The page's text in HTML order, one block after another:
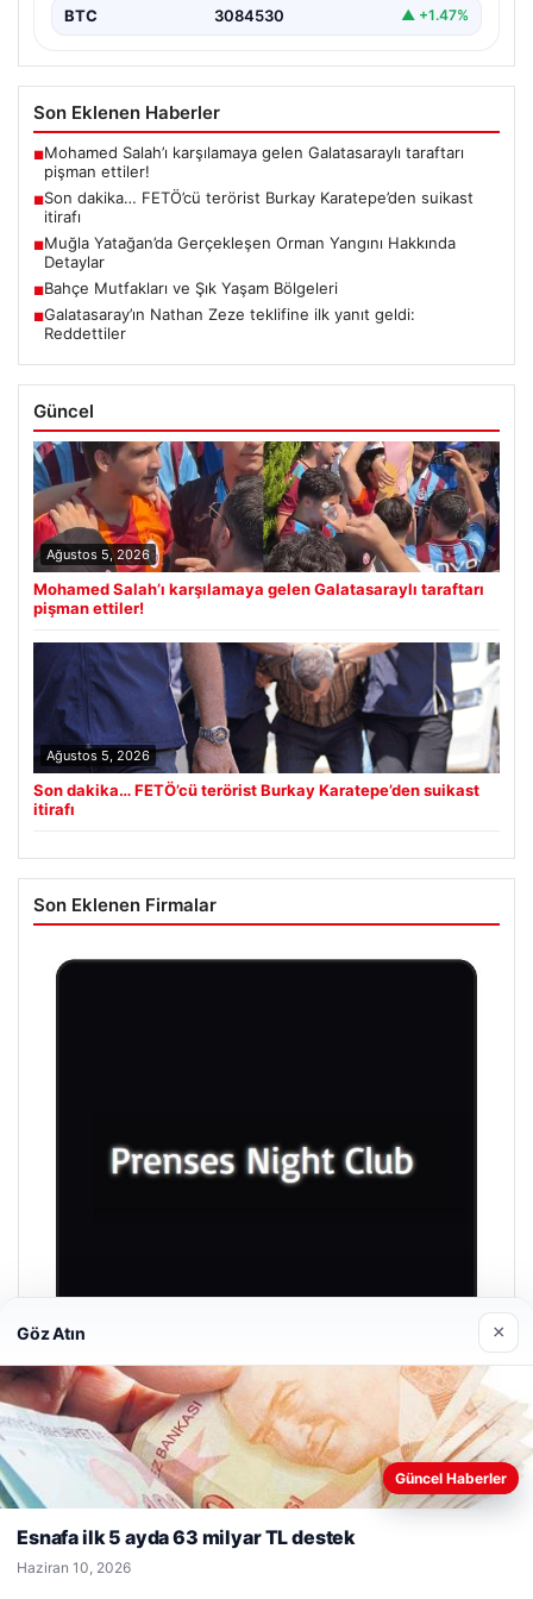
BTC 3084530 ▲ +1.47%
Son Eklenen Haberler
■Mohamed Salah’ı karşılamaya gelen Galatasaraylı taraftarı
pişman ettiler!
■Son dakika… FETÖ’cü terörist Burkay Karatepe’den suikast
itirafı
■Muğla Yatağan’da Gerçekleşen Orman Yangını Hakkında
Detaylar
■Bahçe Mutfakları ve Şık Yaşam Bölgeleri
■Galatasaray’ın Nathan Zeze teklifine ilk yanıt geldi:
Reddettiler
Güncel
Ağustos 5, 2026
Mohamed Salah’ı karşılamaya gelen Galatasaraylı taraftarı
pişman ettiler!
Ağustos 5, 2026
Son dakika… FETÖ’cü terörist Burkay Karatepe’den suikast
itirafı
Son Eklenen Firmalar
Prenses Night Club
Nisan 29, 2026
Web sitemizi nasıl kullandığınızı daha iyi anlayabilmek,
deneyiminizi kişiselleştirmek ve geliştirmek amacıyla çerezler
Göz Atın ×
Güncel Haberler
Esnafa ilk 5 ayda 63 milyar TL destek
Haziran 10, 2026